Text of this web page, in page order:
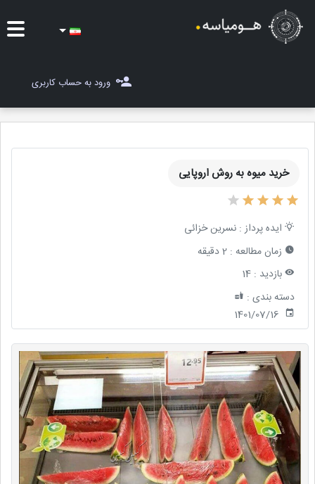
مجله هومیاسه
ورود به حساب کاربری
خرید میوه به روش اروپایی
ایده پرداز :نسرین خزائی
زمان مطالعه :2 دقیقه
بازدید :14
دسته بندی :
1401/07/16